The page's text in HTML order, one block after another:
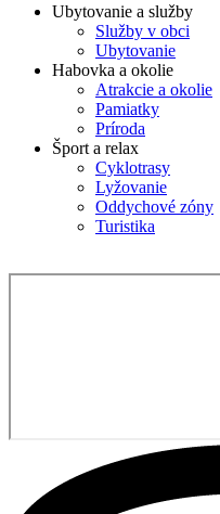
Ubytovanie a služby
Služby v obci
Ubytovanie
Habovka a okolie
Atrakcie a okolie
Pamiatky
Príroda
Šport a relax
Cyklotrasy
Lyžovanie
Oddychové zóny
Turistika